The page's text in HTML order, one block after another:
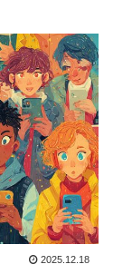
2025.12.18